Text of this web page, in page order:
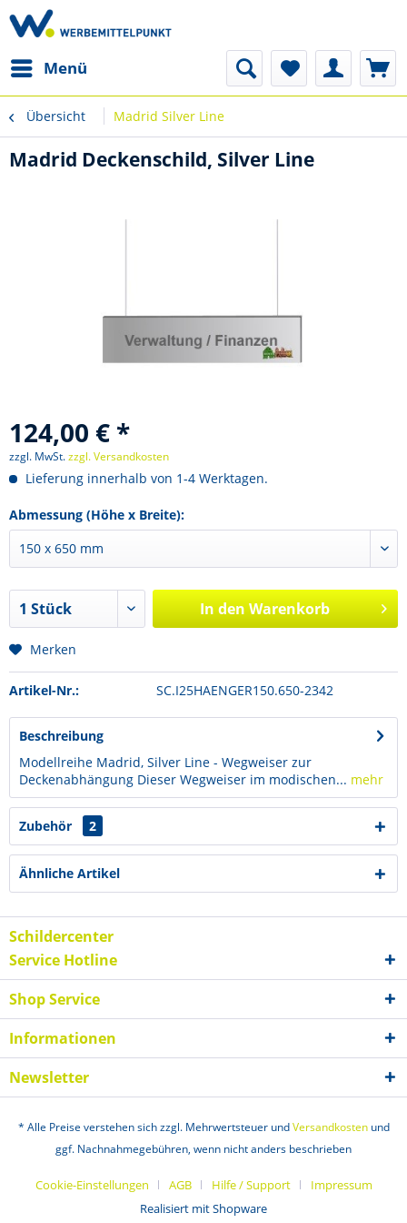
Menü
Übersicht Madrid Silver Line
Madrid Deckenschild, Silver Line
124,00 € *
zzgl. MwSt.zzgl. Versandkosten
Lieferung innerhalb von 1-4 Werktagen.
Abmessung (Höhe x Breite):
In den Warenkorb
Merken
Artikel-Nr.: SC.I25HAENGER150.650-2342
Beschreibung
Modellreihe Madrid, Silver Line - Wegweiser zur
Deckenabhängung Dieser Wegweiser im modischen... mehr
Zubehör 2
Ähnliche Artikel
Schildercenter
Service Hotline
Shop Service
Informationen
Newsletter
* Alle Preise verstehen sich zzgl. Mehrwertsteuer undVersandkostenund
ggf. Nachnahmegebühren, wenn nicht anders beschrieben
Cookie-Einstellungen AGB Hilfe / Support
Impressum
Realisiert mit Shopware